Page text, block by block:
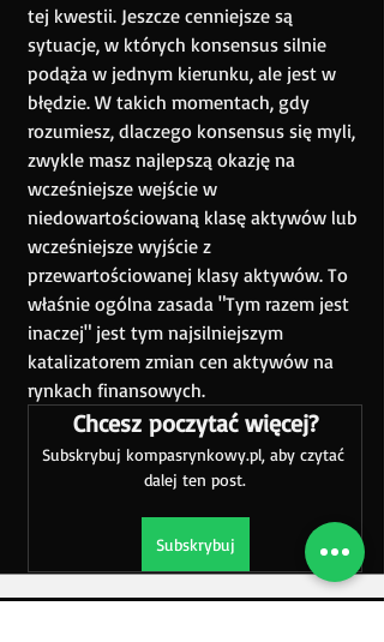
tej kwestii. Jeszcze cenniejsze są
sytuacje, w których konsensus silnie
podąża w jednym kierunku, ale jest w
błędzie. W takich momentach, gdy
rozumiesz, dlaczego konsensus się myli,
zwykle masz najlepszą okazję na
wcześniejsze wejście w
niedowartościowaną klasę aktywów lub
wcześniejsze wyjście z
przewartościowanej klasy aktywów. To
właśnie ogólna zasada "Tym razem jest
inaczej" jest tym najsilniejszym
katalizatorem zmian cen aktywów na
rynkach finansowych.
Chcesz poczytać więcej?
Subskrybuj kompasrynkowy.pl, aby czytać
dalej ten post.
Subskrybuj